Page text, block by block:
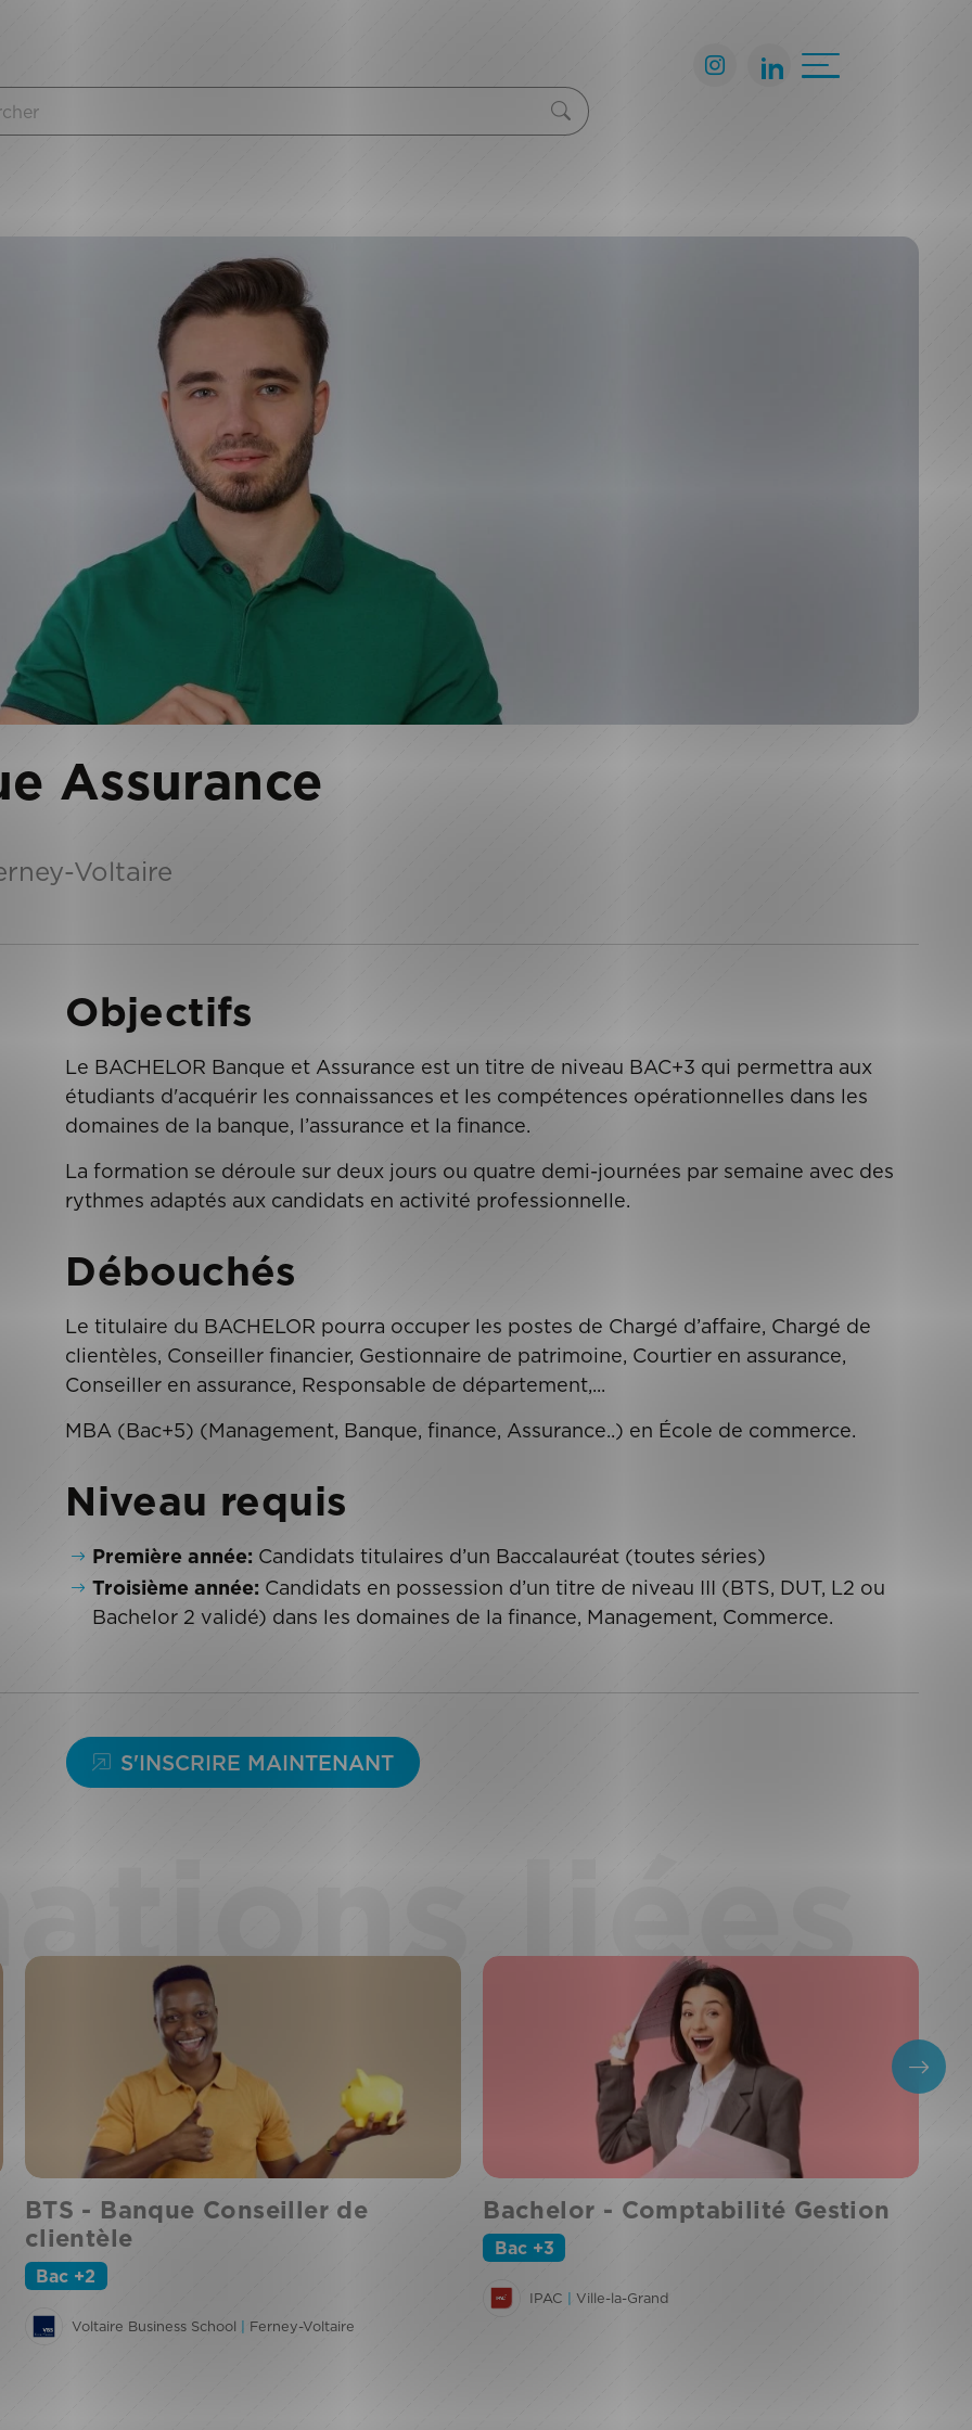
Assurance
Voltaire
Objectifs
Le BACHELOR Banque et Assurance est un titre de niveau BAC+3 qui permettra aux
étudiants d'acquérir les connaissances et les compétences opérationnelles dans les
domaines de la banque, l’assurance et la finance.
La formation se déroule sur deux jours ou quatre demi-journées par semaine avec des
rythmes adaptés aux candidats en activité professionnelle.
Débouchés
Le titulaire du BACHELOR pourra occuper les postes de Chargé d’affaire, Chargé de
clientèles, Conseiller financier, Gestionnaire de patrimoine, Courtier en assurance,
Conseiller en assurance, Responsable de département,...
MBA (Bac+5) (Management, Banque, finance, Assurance..) en École de commerce.
Niveau requis
Première année: Candidats titulaires d’un Baccalauréat (toutes séries)
Troisième année: Candidats en possession d’un titre de niveau III (BTS, DUT, L2 ou
Bachelor 2 validé) dans les domaines de la finance, Management, Commerce.
S'INSCRIRE MAINTENANT
liées
BTS - Banque Conseiller de
clientèle
Bac +2
Voltaire Business School | Ferney-Voltaire
Bachelor - Comptabilité Gestion
Bac +3
IPAC | Ville-la-Grand